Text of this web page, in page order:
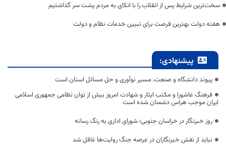
سخت‌ترین شرایط پس از انقلاب را با اتکای به مردم پشت سر گذاشتیم
هفته دولت بهترین فرصت برای تبیین خدمات نظام و دولت
پیشنهادی:
پیوند دانشگاه و صنعت، مسیر نوآوری و حل مسائل استان است
فرهنگ عاشورا و مکتب ایثار و شهادت امروز بیش از توان نظامی جمهوری اسلامی
ایران موجب هراس دشمنان شده است
روز خبرنگار در خراسان جنوبی؛ شورای اداری به رنگ رسانه
نباید از نقش خبرنگاران در عرصه جنگ روایت‌ها غافل شد